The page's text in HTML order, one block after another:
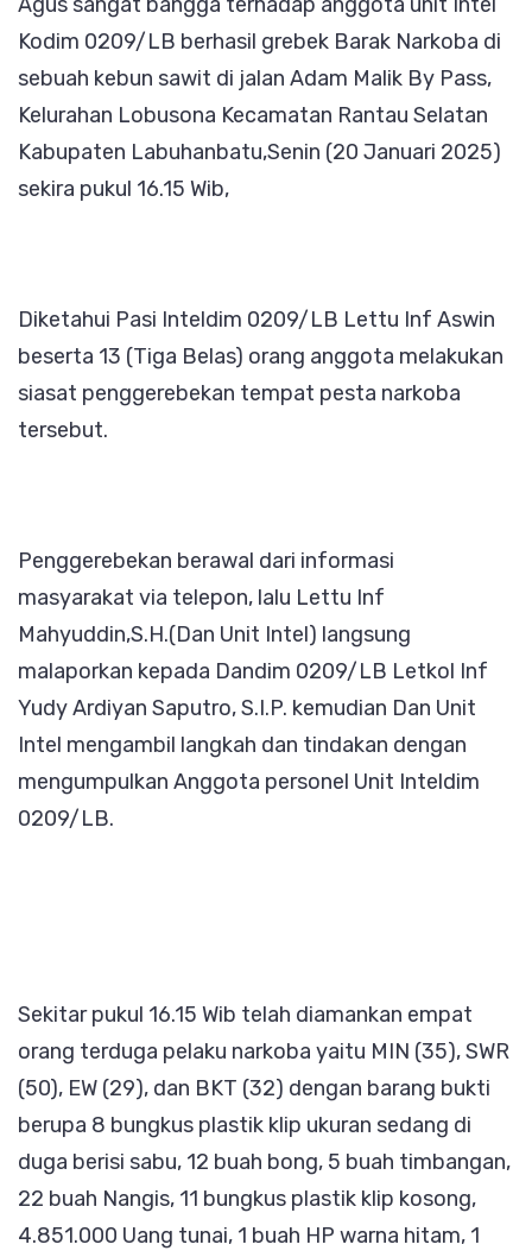
Kodim 0209/LB berhasil grebek Barak Narkoba di
sebuah kebun sawit di jalan Adam Malik By Pass,
Kelurahan Lobusona Kecamatan Rantau Selatan
Kabupaten Labuhanbatu,Senin (20 Januari 2025)
sekira pukul 16.15 Wib,
Diketahui Pasi Inteldim 0209/LB Lettu Inf Aswin
beserta 13 (Tiga Belas) orang anggota melakukan
siasat penggerebekan tempat pesta narkoba
tersebut.
Penggerebekan berawal dari informasi
masyarakat via telepon, lalu Lettu Inf
Mahyuddin,S.H.(Dan Unit Intel) langsung
malaporkan kepada Dandim 0209/LB Letkol Inf
Yudy Ardiyan Saputro, S.I.P. kemudian Dan Unit
Intel mengambil langkah dan tindakan dengan
mengumpulkan Anggota personel Unit Inteldim
0209/LB.
Sekitar pukul 16.15 Wib telah diamankan empat
orang terduga pelaku narkoba yaitu MIN (35), SWR
(50), EW (29), dan BKT (32) dengan barang bukti
berupa 8 bungkus plastik klip ukuran sedang di
duga berisi sabu, 12 buah bong, 5 buah timbangan,
22 buah Nangis, 11 bungkus plastik klip kosong,
4.851.000 Uang tunai, 1 buah HP warna hitam, 1